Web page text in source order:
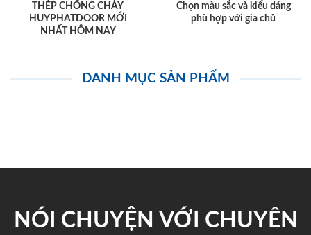
THÉP CHỐNG CHÁY
HUYPHATDOOR MỚI
NHẤT HÔM NAY
Chọn màu sắc và kiểu dáng
phù hợp với gia chủ
DANH MỤC SẢN PHẨM
NÓI CHUYỆN VỚI CHUYÊN